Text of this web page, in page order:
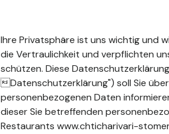
Ihre Privatsphäre ist uns wichtig und
die Vertraulichkeit und verpflichten
schützen. Diese
Datenschutzerklärung") soll Sie
personenbezogenen Daten
dieser Sie betreffenden
Restaurants www.chticharivari-